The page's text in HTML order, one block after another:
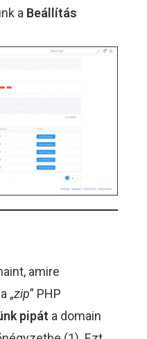
a Beállítás
amire
„zip” PHP
pipát a domain